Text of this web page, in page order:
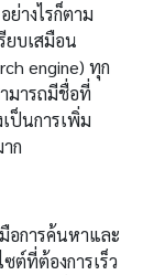
ย่างไรก็ตาม
ยบเสมือน
engine) ทุก
มารถมีชื่อที่
ป็นการเพิ่ม
ก
อการค้นหาและ
ต์ที่ต้องการเร็ว